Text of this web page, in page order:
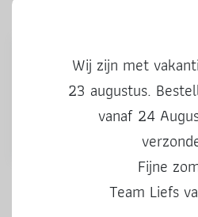
Stickers | Kado voor jou |
Wij zijn met
23 augustus.
vanaf 24
Fijne
Team Liefs